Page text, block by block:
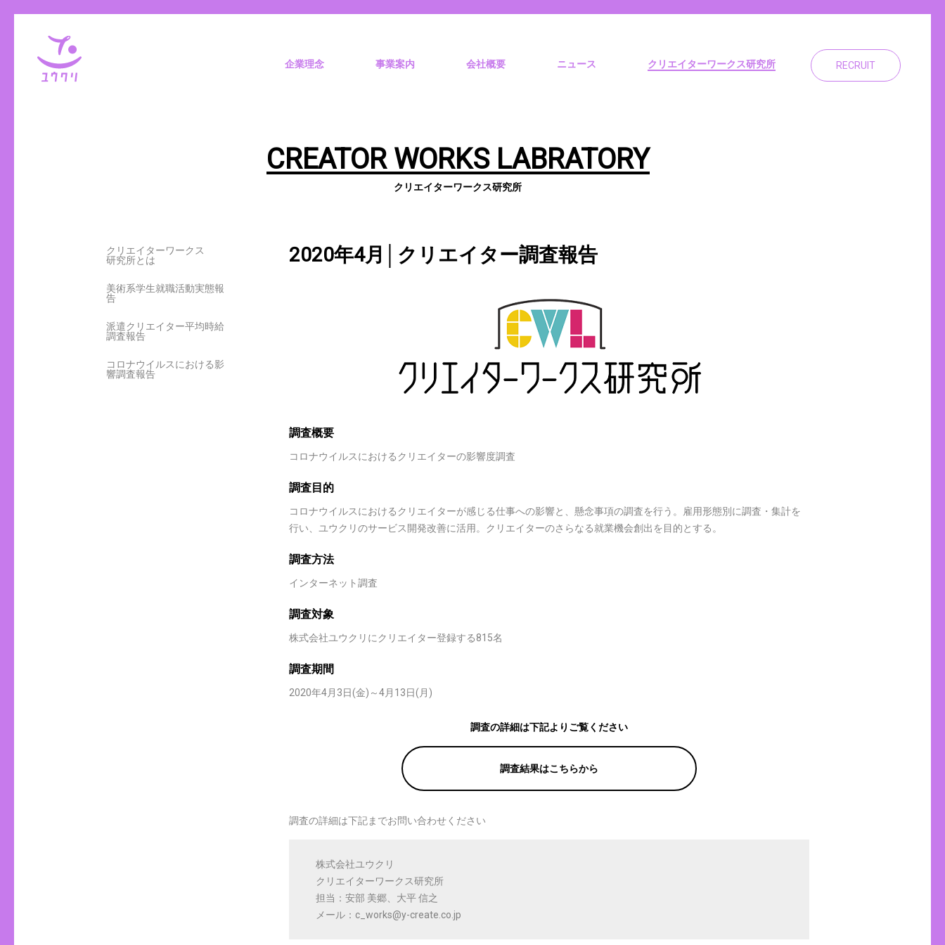
企業理念 事業案内 会社概要 ニュース クリエイターワークス研究所 RECRUIT
CREATOR WORKS LABRATORY
クリエイターワークス研究所
クリエイターワークス
研究所とは
美術系学生就職活動実態報
告
派遣クリエイター平均時給
調査報告
コロナウイルスにおける影
響調査報告
2020年4月│クリエイター調査報告
調査概要
コロナウイルスにおけるクリエイターの影響度調査
調査目的
コロナウイルスにおけるクリエイターが感じる仕事への影響と、懸念事項の調査を行う。雇用形態別に調査・集計を
行い、ユウクリのサービス開発改善に活用。クリエイターのさらなる就業機会創出を目的とする。
調査方法
インターネット調査
調査対象
株式会社ユウクリにクリエイター登録する815名
調査期間
2020年4月3日(金)～4月13日(月)
調査の詳細は下記よりご覧ください
調査結果はこちらから
調査の詳細は下記までお問い合わせください
株式会社ユウクリ
クリエイターワークス研究所
担当：安部 美郷、大平 信之
メール：c_works@y-create.co.jp